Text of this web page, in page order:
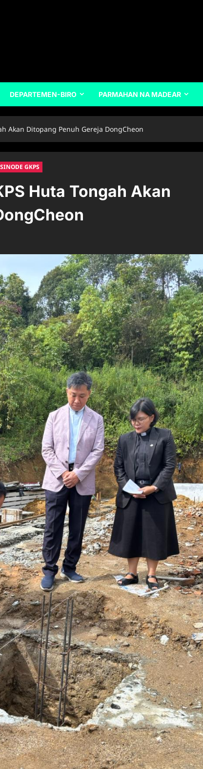
DEPARTEMEN-BIRO PARMAHAN NA MADEAR
Akan Ditopang Penuh Gereja DongCheon
GKPS
Huta Tongah Akan